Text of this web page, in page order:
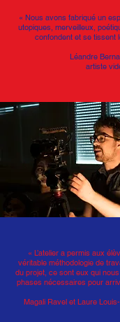
« Nous avons fabriqué un
utopiques, merveilleux,
confondent et se tissent
Léandre
artiste
« L’atelier a permis aux
véritable méthodologie de
du projet, ce sont eux qui
phases nécessaires pour
Magali Ravel et Laure